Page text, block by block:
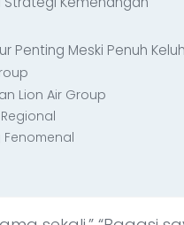
Penting Meski Penuh
Lion Air Group